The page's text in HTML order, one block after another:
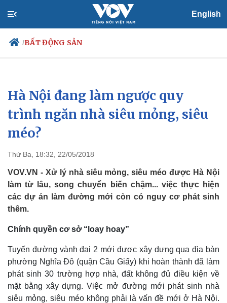
English
/BẤT ĐỘNG SẢN
Chính trị
Đảng
Tổ chức nhân sự
Quốc hội
Xã hội
Tin 24h
Dự báo thời tiết
Hà Nội đang làm ngược quy
trình ngăn nhà siêu mỏng, siêu
méo?
Thứ Ba, 18:32, 22/05/2018
VOV.VN - Xử lý nhà siêu mỏng, siêu méo được Hà Nội
làm từ lâu, song chuyển biến chậm... việc thực hiện
các dự án làm đường mới còn có nguy cơ phát sinh
thêm.
Chính quyền cơ sở “loay hoay”
Tuyến đường vành đai 2 mới được xây dựng qua địa bàn
phường Nghĩa Đô (quận Cầu Giấy) khi hoàn thành đã làm
phát sinh 30 trường hợp nhà, đất không đủ điều kiện về
mặt bằng xây dựng. Việc mở đường mới phát sinh nhà
siêu mỏng, siêu méo không phải là vấn đề mới ở Hà Nội.